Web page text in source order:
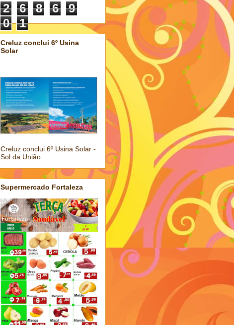
2 6 8 6
9
0
1
Creluz conclui 6º Usina
Solar
Creluz conclui 6º Usina Solar -
Sol da União
Supermercado Fortaleza